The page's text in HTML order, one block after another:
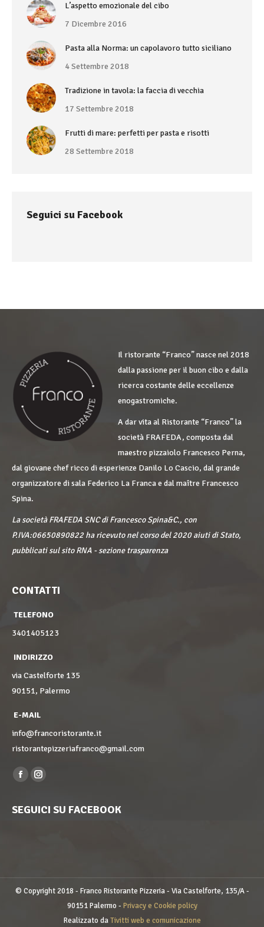
L’aspetto emozionale del cibo
7 Dicembre 2016
Pasta alla Norma: un capolavoro tutto siciliano
4 Settembre 2018
Tradizione in tavola: la faccia di vecchia
17 Settembre 2018
Frutti di mare: perfetti per pasta e risotti
28 Settembre 2018
Seguici su Facebook
Il ristorante “Franco” nasce nel 2018
dalla passione per il buon cibo e dalla
ricerca costante delle eccellenze
enogastromiche.
A dar vita al Ristorante “Franco” la
società FRAFEDA, composta dal
maestro pizzaiolo Francesco Perna,
dal giovane chef ricco di esperienze Danilo Lo Cascio, dal grande
organizzatore di sala Federico La Franca e dal maître Francesco
Spina.
La società FRAFEDA SNC di Francesco Spina&C., con
P.IVA:06650890822 ha ricevuto nel corso del 2020 aiuti di Stato,
pubblicati sul sito RNA - sezione trasparenza
CONTATTI
TELEFONO
3401405123
INDIRIZZO
via Castelforte 135
90151, Palermo
E-MAIL
info@francoristorante.it
ristorantepizzeriafranco@gmail.com
Find us on:
Facebook
opens
Instagram
opens
SEGUICI SU FACEBOOK
© Copyright 2018 - Franco Ristorante Pizzeria - Via Castelforte, 135/A -
90151 Palermo - Privacy e Cookie policy
Realizzato daTivitti web e comunicazione